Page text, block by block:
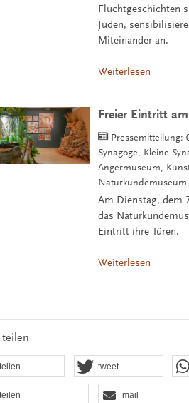
Fluchtgeschichten
Juden,
Miteinander an.
Weiterlesen
Freier Eintritt
Pressemitteilung:
Synagoge, Kleine
Angermuseum,
Am Dienstag, dem
das
Eintritt ihre Türen.
Weiterlesen
teilen
teilen tweet
teilen mail